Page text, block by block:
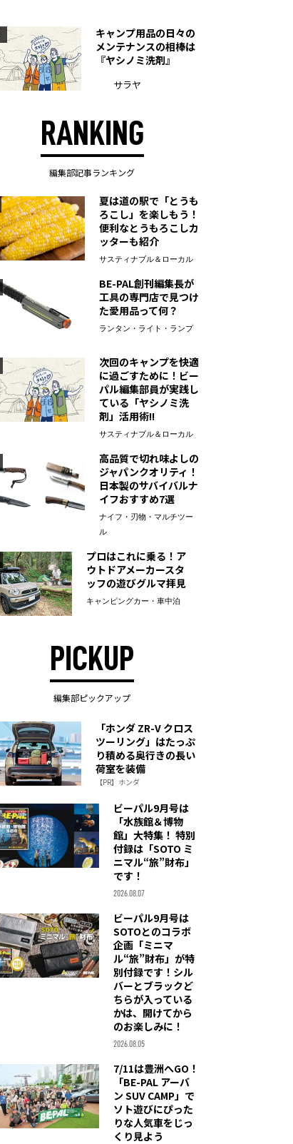
キャンプ用品の日々の
メンテナンスの相棒は
『ヤシノミ洗剤』
サラヤ
RANKING
編集部記事ランキング
夏は道の駅で「とうも
ろこし」を楽しもう！
便利なとうもろこしカ
ッターも紹介
サスティナブル＆ローカル
BE-PAL創刊編集長が
工具の専門店で見つけ
た愛用品って何？
ランタン・ライト・ランプ
次回のキャンプを快適
に過ごすために！ビー
パル編集部員が実践し
ている「ヤシノミ洗
剤」活用術!!
サスティナブル＆ローカル
高品質で切れ味よしの
ジャパンクオリティ！
日本製のサバイバルナ
イフおすすめ7選
ナイフ・刃物・マルチツー
ル
プロはこれに乗る！ア
ウトドアメーカースタ
ッフの遊びグルマ拝見
キャンピングカー・車中泊
PICKUP
編集部ピックアップ
「ホンダ ZR-V クロス
ツーリング」はたっぷ
り積める奥行きの長い
荷室を装備
【PR】ホンダ
ビーパル9月号は
「水族館＆博物
館」大特集！ 特別
付録は「SOTO ミ
ニマル“旅”財布」
です！
2026.08.07
ビーパル9月号は
SOTOとのコラボ
企画「ミニマ
ル“旅”財布」が特
別付録です！シル
バーとブラックど
ちらが入っている
かは、開けてから
のお楽しみに！
2026.08.05
7/11は豊洲へGO！
「BE-PAL アーバ
ン SUV CAMP」で
ソト遊びにぴった
りな人気車をじっ
くり見よう